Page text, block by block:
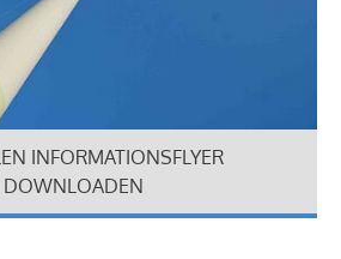
INFORMATIONSFLYER
DOWNLOADEN